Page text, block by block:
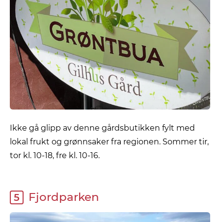
Ikke gå glipp av denne gårdsbutikken fylt med
lokal frukt og grønnsaker fra regionen. Sommer tir,
tor kl. 10-18, fre kl. 10-16.
5 Fjordparken